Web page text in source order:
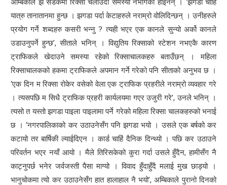
यात्रु तानातानमा हुन्छ । झगडा पर्दा केटाहरुले नराम्रो वोलिदिन्छन् । उनीहरुले
प्रयोग गर्ने शब्दहरु कसरी भन्नु ? त्यही भएर एक कानले सुन्यो अर्को कानले
उडाउनुपर्ने हुन्छ’, सीताले भनिन् । विद्युतिय रिक्साको स्टेशन नभएकै कारण
ट्राफिकले खेदाउने समस्या रहेको रिक्साचालकहरु बताउँछन् । महिला
रिक्साचालकको हकमा ट्राफिकले अपमान गर्ने गरेको पनि सीताको अनुभव छ ।
‘एक दिन म रिक्सा रोकेर वसेको वेला एक ट्राफिक प्रहरीले नराम्रो व्यवहार गरे
। त्यसपछि म सिधै ट्राफिक प्रहरी कार्यलयमा गएर उजुरी गरे’, उनले भनिन् ।
त्यसो त यस्तो झगडा पाइला पाइलामा पर्ने गरेको महिला रिक्सा चालकहरुको भनाई
छ । ‘नगरपालिकाको कर उठाउनेसँग पनि झगडा भयो । उसले एक बर्षको कर
कटायो तर बार्षिकी ल्याईदिएन । कार्ड चाहिं दैनिक दिन्थ्यो । पछि कर उठाउने
परिवर्तन भएर नयाँ आयो । मैले तिरिसकेको कुरा गर्दा उसले हुँदैन, हामीसँग नै
काट्नुपर्छ भनेर जर्वजस्ती पैसा माग्यो । विवाद हुँदाहुँदै मलाई मुख छाड्यो ।
भानुचोकमा त्यो कर उठाउनेसँग हात हालाहाल नै भयो’, अम्बिकाले पुरानो दिनको